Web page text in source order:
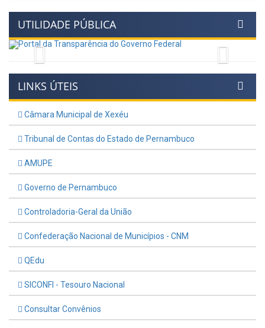
UTILIDADE PÚBLICA
Previous
LINKS ÚTEIS
Câmara Municipal de Xexéu
Tribunal de Contas do Estado de Pernambuco
AMUPE
Governo de Pernambuco
Controladoria-Geral da União
Confederação Nacional de Municípios - CNM
QEdu
SICONFI - Tesouro Nacional
Consultar Convênios